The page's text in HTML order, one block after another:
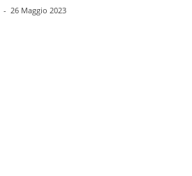
- 26 Maggio 2023